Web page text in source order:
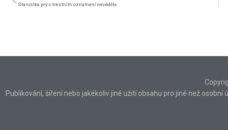
Starostka prý o trestním oznámení nevěděla
Publikování, šíření nebo jakékoliv jiné užití obsahu pro jiné než